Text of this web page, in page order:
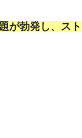
が勃発し、スト